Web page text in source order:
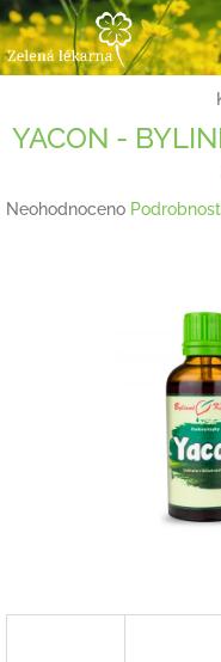
Přejít
na
obsah
YACON -
Průměrné
Neohodnoceno